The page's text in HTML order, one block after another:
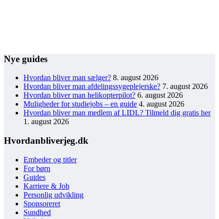
Nye guides
Hvordan bliver man sælger? 8. august 2026
Hvordan bliver man afdelingssygeplejerske? 7. august 2026
Hvordan bliver man helikopterpilot? 6. august 2026
Muligheder for studiejobs – en guide 4. august 2026
Hvordan bliver man medlem af LIDL? Tilmeld dig gratis her
1. august 2026
Hvordanbliverjeg.dk
Embeder og titler
For børn
Guides
Karriere & Job
Personlig udvikling
Sponsoreret
Sundhed